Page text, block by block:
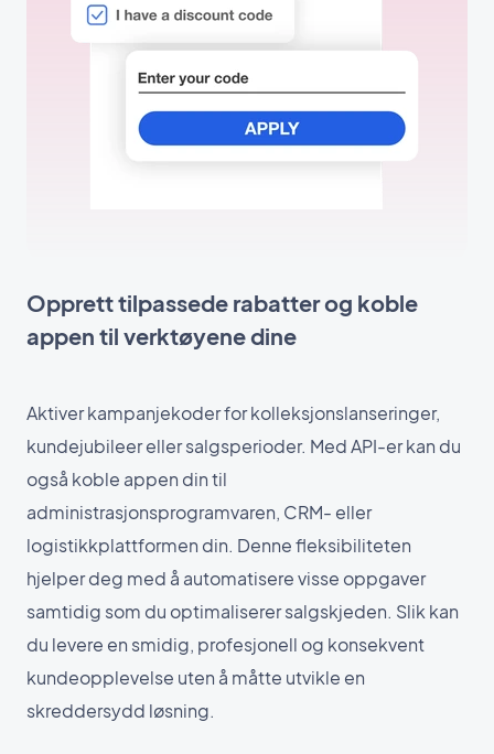
Opprett tilpassede rabatter og koble
appen til verktøyene dine
Aktiver kampanjekoder for kolleksjonslanseringer,
kundejubileer eller salgsperioder. Med API-er kan du
også koble appen din til
administrasjonsprogramvaren, CRM- eller
logistikkplattformen din. Denne fleksibiliteten
hjelper deg med å automatisere visse oppgaver
samtidig som du optimaliserer salgskjeden. Slik kan
du levere en smidig, profesjonell og konsekvent
kundeopplevelse uten å måtte utvikle en
skreddersydd løsning.